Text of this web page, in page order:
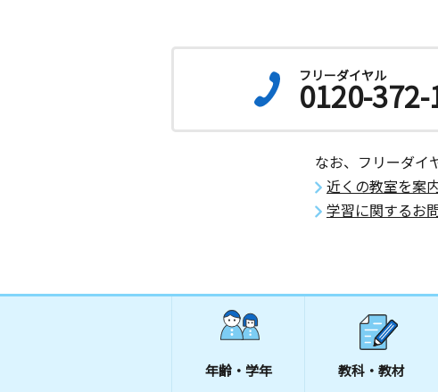
フリーダイヤル
0120-
なお、フリーダイ
近くの教室を案
学習に関するお
年齢・学年 教科・教材